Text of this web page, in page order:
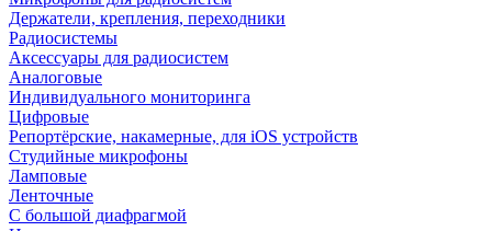
Держатели, крепления, переходники
Радиосистемы
Аксессуары для радиосистем
Аналоговые
Индивидуального мониторинга
Цифровые
Репортёрские, накамерные, для iOS устройств
Студийные микрофоны
Ламповые
Ленточные
С большой диафрагмой